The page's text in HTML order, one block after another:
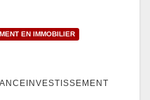
EN IMMOBILIER